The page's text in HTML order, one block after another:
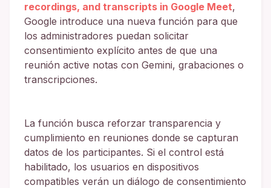
recordings, and transcripts in Google Meet,
Google introduce una nueva función para que
los administradores puedan solicitar
consentimiento explícito antes de que una
reunión active notas con Gemini, grabaciones o
transcripciones.
La función busca reforzar transparencia y
cumplimiento en reuniones donde se capturan
datos de los participantes. Si el control está
habilitado, los usuarios en dispositivos
compatibles verán un diálogo de consentimiento